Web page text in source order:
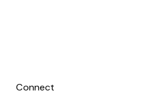
Connect